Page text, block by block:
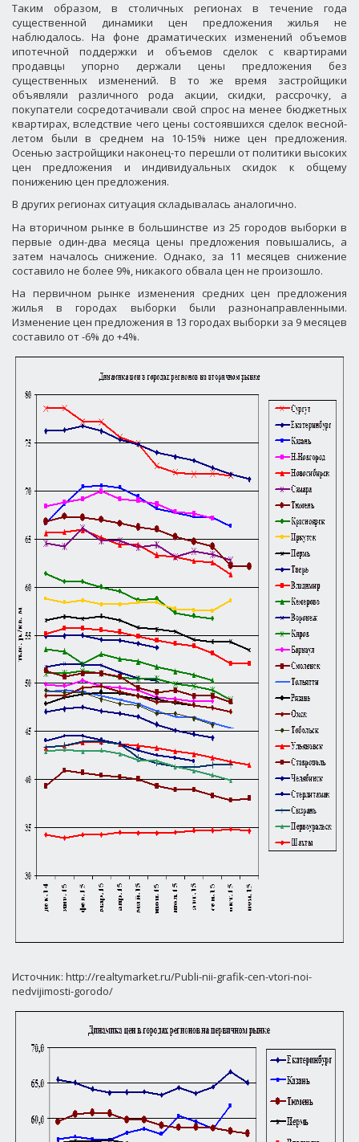
Таким образом, в столичных регионах в течение года
существенной динамики цен предложения жилья не
наблюдалось. На фоне драматических изменений объемов
ипотечной поддержки и объемов сделок с квартирами
продавцы упорно держали цены предложения без
существенных изменений. В то же время застройщики
объявляли различного рода акции, скидки, рассрочку, а
покупатели сосредотачивали свой спрос на менее бюджетных
квартирах, вследствие чего цены состоявшихся сделок весной-
летом были в среднем на 10-15% ниже цен предложения.
Осенью застройщики наконец-то перешли от политики высоких
цен предложения и индивидуальных скидок к общему
понижению цен предложения.
В других регионах ситуация складывалась аналогично.
На вторичном рынке в большинстве из 25 городов выборки в
первые один-два месяца цены предложения повышались, а
затем началось снижение. Однако, за 11 месяцев снижение
составило не более 9%, никакого обвала цен не произошло.
На первичном рынке изменения средних цен предложения
жилья в городах выборки были разнонаправленными.
Изменение цен предложения в 13 городах выборки за 9 месяцев
составило от -6% до +4%.
Источник: http://realtymarket.ru/Publi-nii-grafik-cen-vtori-noi-
nedvijimosti-gorodo/